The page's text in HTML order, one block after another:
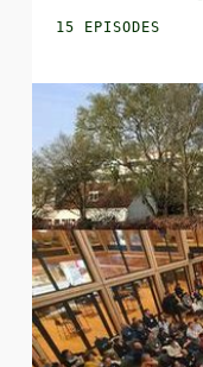
15 EPISODES